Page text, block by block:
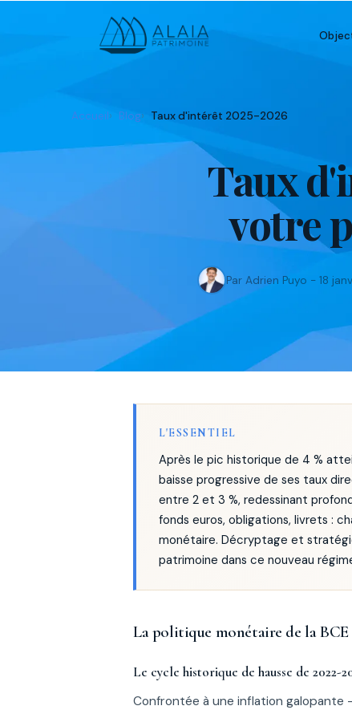
Accueil Blog Taux d'intérêt 2025-2026
Taux
votre
Par Adrien Puyo - 18
L'ESSENTIEL
Après le pic historique de 4 %
baisse progressive de ses taux
entre 2 et 3 %, redessinant
fonds euros, obligations, livrets :
monétaire. Décryptage et
patrimoine dans ce nouveau
La politique monétaire de la BCE
Le cycle historique de hausse de 2022-
Confrontée à une inflation galopante